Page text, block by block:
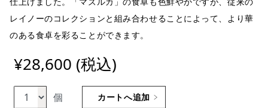
レイノーのコレクションと組み合わせることによって、より華
のある食卓を彩ることができます。
¥28,600 (税込)
個 カートへ追加